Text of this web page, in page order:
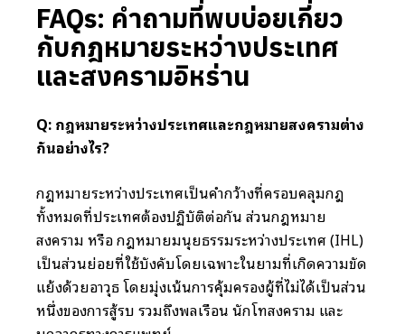
FAQs: คำถามที่พบบ่อยเกี่ยว
กับกฎหมายระหว่างประเทศ
และสงครามอิหร่าน
Q: กฎหมายระหว่างประเทศและกฎหมายสงครามต่าง
กันอย่างไร?
กฎหมายระหว่างประเทศเป็นคำกว้างที่ครอบคลุมกฎ
ทั้งหมดที่ประเทศต้องปฏิบัติต่อกัน ส่วนกฎหมาย
สงคราม หรือ กฎหมายมนุษยธรรมระหว่างประเทศ (IHL)
เป็นส่วนย่อยที่ใช้บังคับโดยเฉพาะในยามที่เกิดความขัด
แย้งด้วยอาวุธ โดยมุ่งเน้นการคุ้มครองผู้ที่ไม่ได้เป็นส่วน
หนึ่งของการสู้รบ รวมถึงพลเรือน นักโทษสงคราม และ